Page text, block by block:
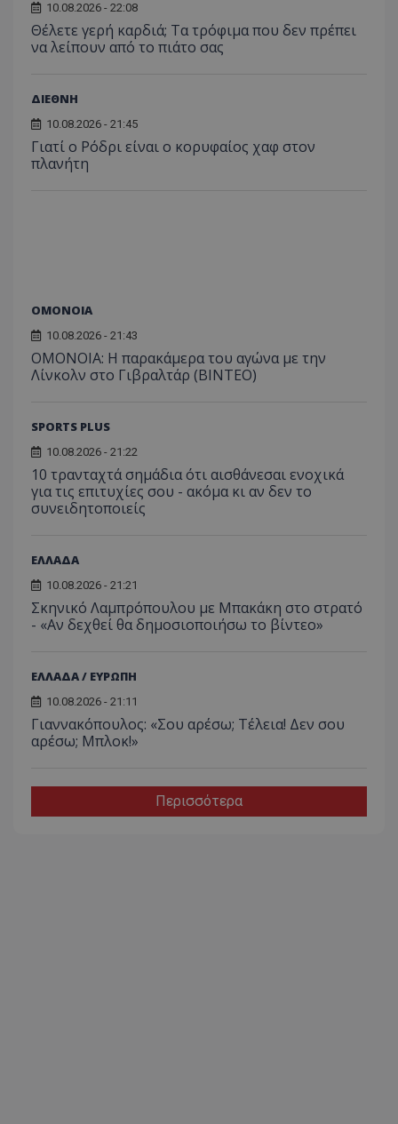
10.08.2026 - 22:08
Θέλετε γερή καρδιά; Τα τρόφιμα που δεν πρέπει
να λείπουν από το πιάτο σας
ΔΙΕΘΝΗ
10.08.2026 - 21:45
Γιατί ο Ρόδρι είναι ο κορυφαίος χαφ στον
πλανήτη
ΟΜΟΝΟΙΑ
10.08.2026 - 21:43
OMONOIA: Η παρακάμερα του αγώνα με την
Λίνκολν στο Γιβραλτάρ (BINTEO)
SPORTS PLUS
10.08.2026 - 21:22
10 τρανταχτά σημάδια ότι αισθάνεσαι ενοχικά
για τις επιτυχίες σου - ακόμα κι αν δεν το
συνειδητοποιείς
ΕΛΛΑΔΑ
10.08.2026 - 21:21
Σκηνικό Λαμπρόπουλου με Μπακάκη στο στρατό
- «Αν δεχθεί θα δημοσιοποιήσω το βίντεο»
ΕΛΛΑΔΑ / ΕΥΡΩΠΗ
10.08.2026 - 21:11
Γιαννακόπουλος: «Σου αρέσω; Τέλεια! Δεν σου
αρέσω; Μπλοκ!»
Περισσότερα